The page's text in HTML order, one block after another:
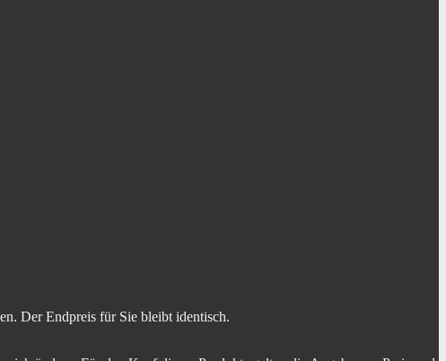
Der Endpreis für Sie bleibt identisch.